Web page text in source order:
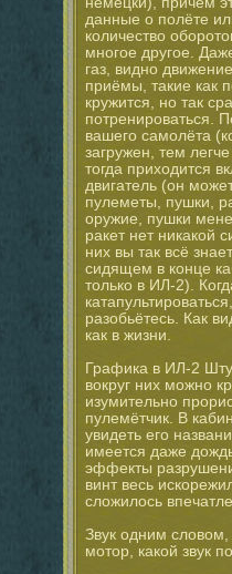
данные о полёте
количество
многое другое.
газ, видно
приёмы, такие как
кружится, но так
потренироваться.
вашего самолёта
загружен, тем
тогда приходится
двигатель (он
пулеметы, пушки,
оружие, пушки
ракет нет никакой
них вы так всё
сидящем в конце
только в ИЛ-2).
разобьётесь. Как
как в жизни.
Графика в ИЛ-2
вокруг них можно
изумительно
пулемётчик. В
увидеть его
имеется даже
эффекты
винт весь
сложилось
Звук одним
мотор, какой звук